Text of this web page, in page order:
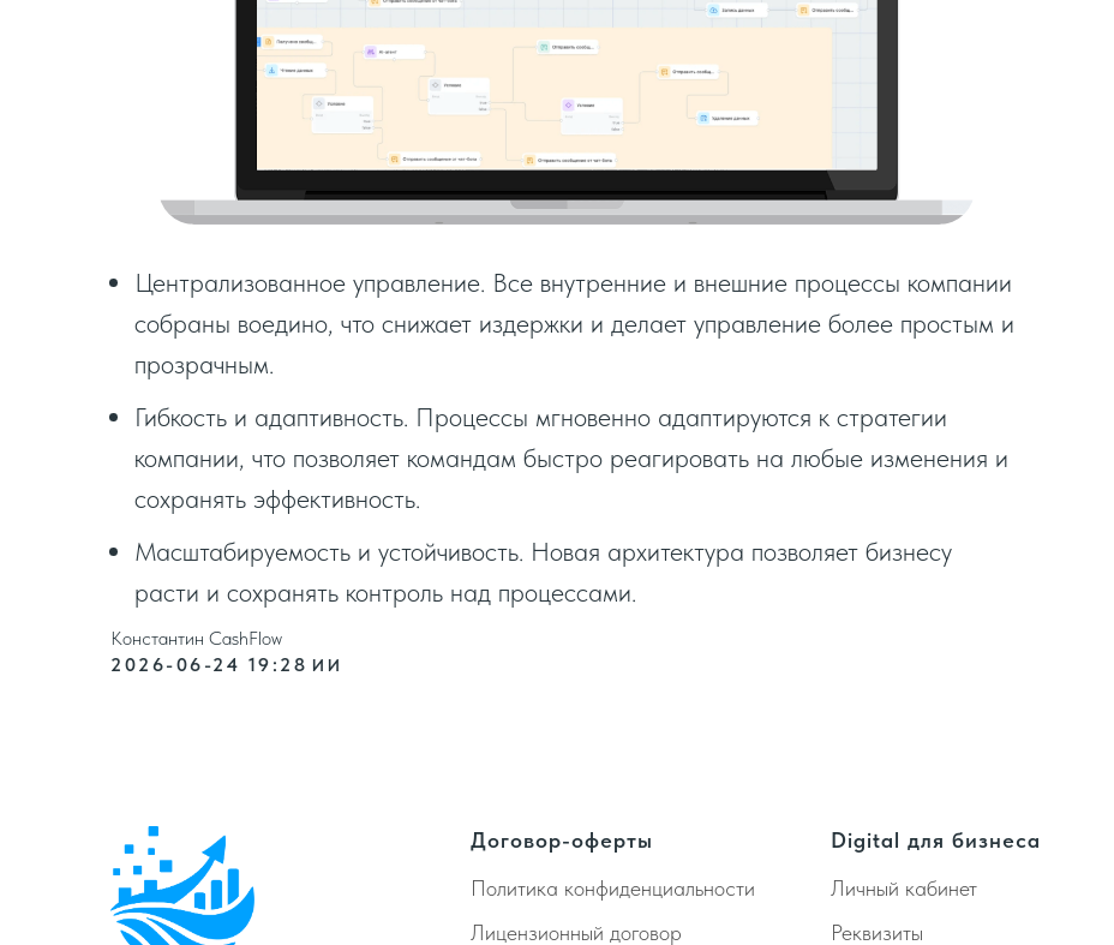
Централизованное управление. Все внутренние и внешние процессы компании
собраны воедино, что снижает издержки и делает управление более простым и
прозрачным.
Гибкость и адаптивность. Процессы мгновенно адаптируются к стратегии
компании, что позволяет командам быстро реагировать на любые изменения и
сохранять эффективность.
Масштабируемость и устойчивость. Новая архитектура позволяет бизнесу
расти и сохранять контроль над процессами.
Константин CashFlow
2026-06-24 19:28 ИИ
Договор-оферты
Политика конфиденциальности
Лицензионный договор
Digital для бизнеса
Личный кабинет
Реквизиты